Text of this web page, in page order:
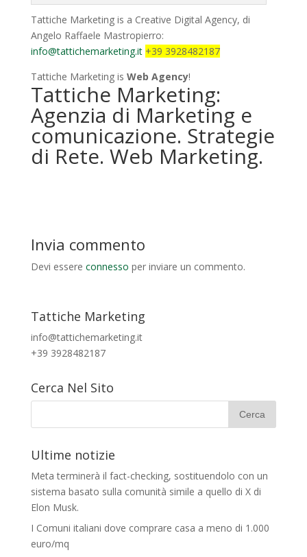
Tattiche Marketing is a Creative Digital Agency, di
Angelo Raffaele Mastropierro:
info@tattichemarketing.it +39 3928482187
Tattiche Marketing is Web Agency!
Tattiche Marketing:
Agenzia di Marketing e
comunicazione. Strategie
di Rete. Web Marketing.
Invia commento
Devi essere connesso per inviare un commento.
Tattiche Marketing
info@tattichemarketing.it
+39 3928482187
Cerca Nel Sito
Ultime notizie
Meta terminerà il fact-checking, sostituendolo con un
sistema basato sulla comunità simile a quello di X di
Elon Musk.
I Comuni italiani dove comprare casa a meno di 1.000
euro/mq